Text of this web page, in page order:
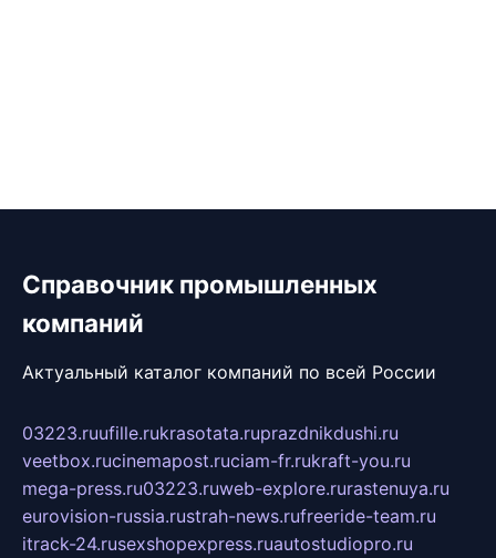
Справочник промышленных
компаний
Актуальный каталог компаний по всей России
03223.ruufille.rukrasotata.ruprazdnikdushi.ru
veetbox.rucinemapost.ruciam-fr.rukraft-you.ru
mega-press.ru03223.ruweb-explore.rurastenuya.ru
eurovision-russia.rustrah-news.rufreeride-team.ru
itrack-24.rusexshopexpress.ruautostudiopro.ru